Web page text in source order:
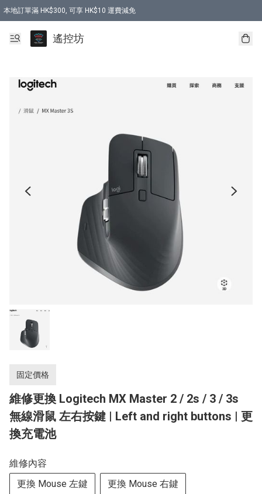
本地訂單滿 HK$300, 可享 HK$10 運費減免
購買 7.6V 6500mah 70C 電池 送 7.6V USB充電器
遙控坊
固定價格
維修更換 Logitech MX Master 2 / 2s / 3 / 3s
無線滑鼠 左右按鍵 | Left and right buttons | 更
換充電池
維修內容
更換 Mouse 左鍵
更換 Mouse 右鍵